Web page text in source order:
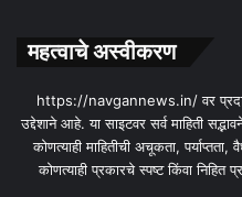
महत्वाचे अस्वीकरण
https://navgannews.in/ वर प्रदान
उद्देशाने आहे. या साइटवर सर्व माहिती
कोणत्याही माहितीची अचूकता, पर्याप्तता,
कोणत्याही प्रकारचे स्पष्ट किंवा निहित